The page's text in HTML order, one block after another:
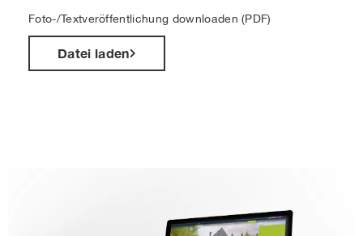
Foto-/Textveröffentlichung downloaden (PDF)
Datei laden